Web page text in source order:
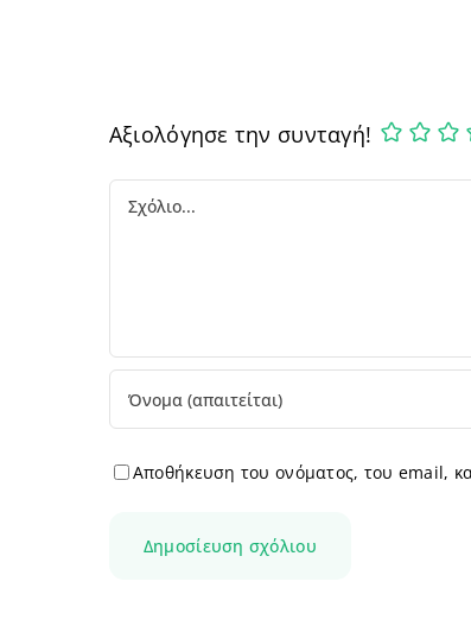
Αξιολόγησε την συνταγή!
Comment
Αποθήκευση του ονόματος, του email,